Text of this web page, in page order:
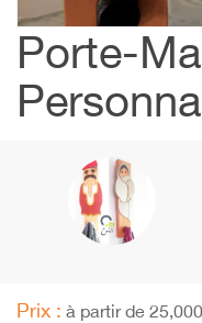
Porte-
Prix : à partir de